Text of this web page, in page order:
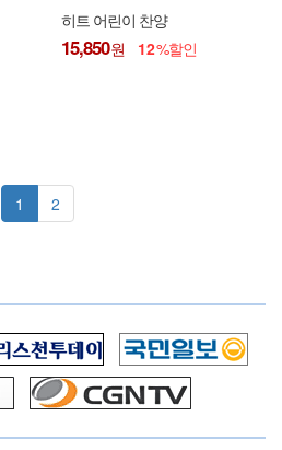
히트 어린이 찬양
15,850 12
1 2